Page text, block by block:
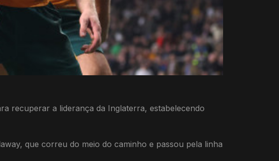
recuperar a liderança da Inglaterra, estabelecendo
que correu do meio do caminho e passou pela linha